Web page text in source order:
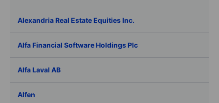
Alexandria Real Estate Equities Inc.
Alfa Financial Software Holdings Plc
Alfa Laval AB
Alfen